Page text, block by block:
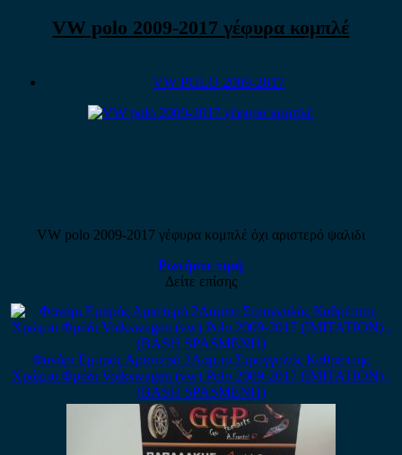
VW polo 2009-2017 γέφυρα κομπλέ
VW POLO 2009-2017
VW polo 2009-2017 γέφυρα κομπλέ όχι αριστερό ψαλιδι
Ρωτήστε τιμή
Δείτε επίσης
Φανάρι Εμπρός Αριστερό 2Λαμπο Στρογγυλός Καθρέπτης
Χρώμιο Φρύδι Volkswagen (vw) Polo 2009-2017 (IMITATION) ,
(BASH SPASMENH)